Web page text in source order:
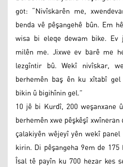
got: “Nivîskarên me,
benda vê pêşangehê bûn. Em
wisa bi eleqe dewam bike.
milên me. Jixwe ev barê me
lezgîntir bû. Wekî nivîskar,
berhemên baş ên ku xîtabî
bikin û bigihînin gel.”
10 jê bi Kurdî, 200 weşanxane
berhemên xwe pêşkêşî
çalakiyên wêjeyî yên wekî
kirin. Di pêşangeha 9em de
Îsal tê payîn ku 700 hezar kes